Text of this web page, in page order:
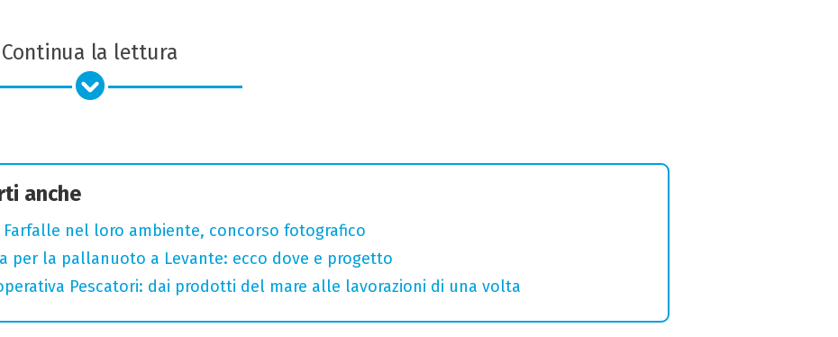
Continua la lettura
anche
Farfalle nel loro ambiente, concorso fotografico
per la pallanuoto a Levante: ecco dove e progetto
Pescatori: dai prodotti del mare alle lavorazioni di una volta